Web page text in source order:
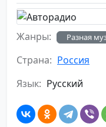
Жанры: Разная
Страна: Россия
Язык: Русский